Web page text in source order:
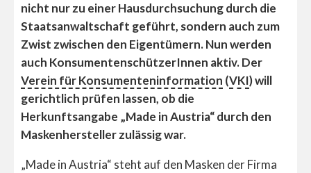
nicht nur zu einer Hausdurchsuchung durch die
Staatsanwaltschaft geführt, sondern auch zum
Zwist zwischen den Eigentümern. Nun werden
auch KonsumentenschützerInnen aktiv. Der
Verein für Konsumenteninformation (VKI) will
gerichtlich prüfen lassen, ob die
Herkunftsangabe „Made in Austria“ durch den
Maskenhersteller zulässig war.
„Made in Austria“ steht auf den Masken der Firma